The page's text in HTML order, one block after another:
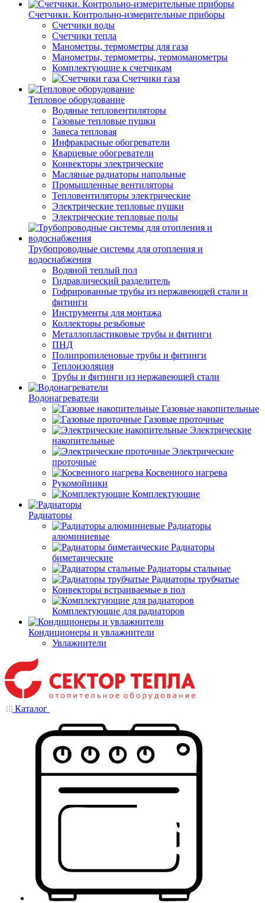
Счетчики. Контрольно-измерительные приборы
Счетчики воды
Счетчики тепла
Манометры, термометры для газа
Манометры, термометры, термоманометры
Комплектующие к счетчикам
Счетчики газа
Тепловое оборудование
Водяные тепловентиляторы
Газовые тепловые пушки
Завеса тепловая
Инфракрасные обогреватели
Кварцевые обогреватели
Конвекторы электрические
Масляные радиаторы напольные
Промышленные вентиляторы
Тепловентиляторы электрические
Электрические тепловые пушки
Электрические тепловые полы
Трубопроводные системы для отопления и
водоснабжения
Водяной теплый пол
Гидравлический разделитель
Гофрированные трубы из нержавеющей стали и
фитинги
Инструменты для монтажа
Коллекторы резьбовые
Металлопластиковые трубы и фитинги
ПНД
Полипропиленовые трубы и фитинги
Теплоизоляция
Трубы и фитинги из нержавеющей стали
Водонагреватели
Газовые накопительные
Газовые проточные
Электрические
накопительные
Электрические
проточные
Косвенного нагрева
Рукомойники
Комплектующие
Радиаторы
Радиаторы
алюминиевые
Радиаторы
биметаические
Радиаторы стальные
Радиаторы трубчатые
Конвекторы встраиваемые в пол
Комплектующие для радиаторов
Кондиционеры и увлажнители
Увлажнители
Каталог